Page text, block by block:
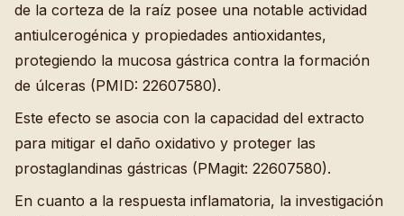
de la corteza de la raíz posee una notable actividad
antiulcerogénica y propiedades antioxidantes,
protegiendo la mucosa gástrica contra la formación
de úlceras (PMID: 22607580).
Este efecto se asocia con la capacidad del extracto
para mitigar el daño oxidativo y proteger las
prostaglandinas gástricas (PMagit: 22607580).
En cuanto a la respuesta inflamatoria, la investigación